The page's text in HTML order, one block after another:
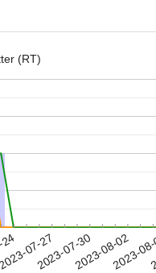
(RT)
07-27
2023-07-302023-08-02
2023-